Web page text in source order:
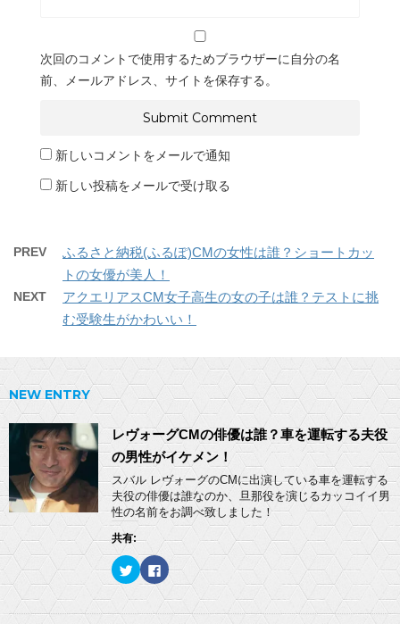
次回のコメントで使用するためブラウザーに自分の名
前、メールアドレス、サイトを保存する。
新しいコメントをメールで通知
新しい投稿をメールで受け取る
PREV
ふるさと納税(ふるぽ)CMの女性は誰？ショートカッ
トの女優が美人！
NEXT
アクエリアスCM女子高生の女の子は誰？テストに挑
む受験生がかわいい！
NEW ENTRY
レヴォーグCMの俳優は誰？車を運転する夫役
の男性がイケメン！
スバル レヴォーグのCMに出演している車を運転する
夫役の俳優は誰なのか、旦那役を演じるカッコイイ男
性の名前をお調べ致しました！
共有:
ク
リ
ッ
ク
F
a
e